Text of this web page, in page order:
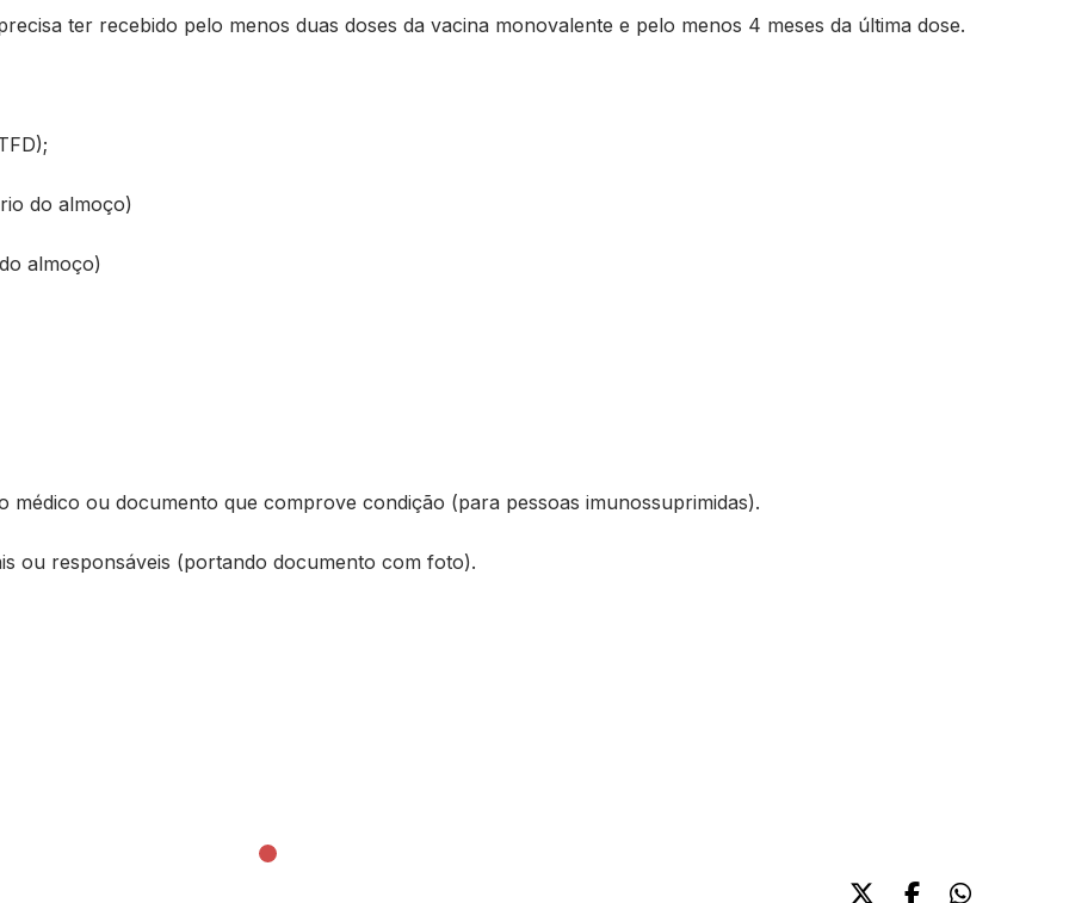
ter recebido pelo menos duas doses da vacina monovalente e pelo menos 4 meses da última dose.
do almoço)
almoço)
ou documento que comprove condição (para pessoas imunossuprimidas).
ou responsáveis (portando documento com foto).